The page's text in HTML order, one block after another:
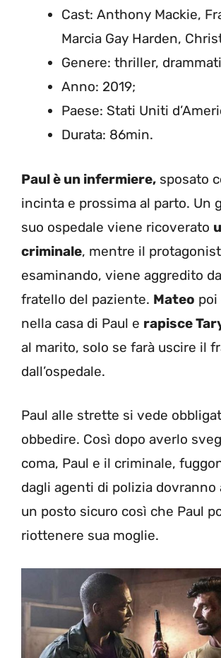
Cast: Anthony Mackie,
Marcia Gay Harden,
Genere: thriller,
Anno: 2019;
Paese: Stati Uniti
Durata: 86min.
Paul è un infermiere, sposato
incinta e prossima al parto. Un
suo ospedale viene ricoverato
criminale, mentre il
esaminando, viene aggredito
fratello del paziente. Mateo
nella casa di Paul e rapisce
al marito, solo se farà uscire il
dall’ospedale.
Paul alle strette si vede
obbedire. Così dopo averlo
coma, Paul e il criminale,
dagli agenti di polizia dovranno
un posto sicuro così che Paul
riottenere sua moglie.